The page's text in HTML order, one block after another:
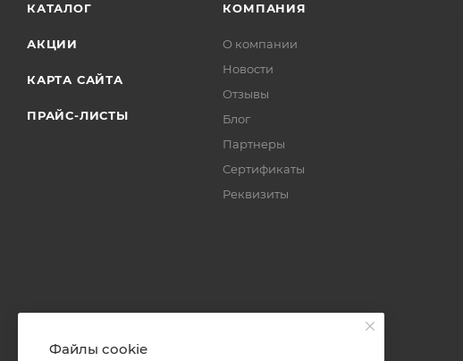
КАТАЛОГ
АКЦИИ
КАРТА САЙТА
ПРАЙС-ЛИСТЫ
КОМПАНИЯ
О компании
Новости
Отзывы
Блог
Партнеры
Сертификаты
Реквизиты
Файлы cookie